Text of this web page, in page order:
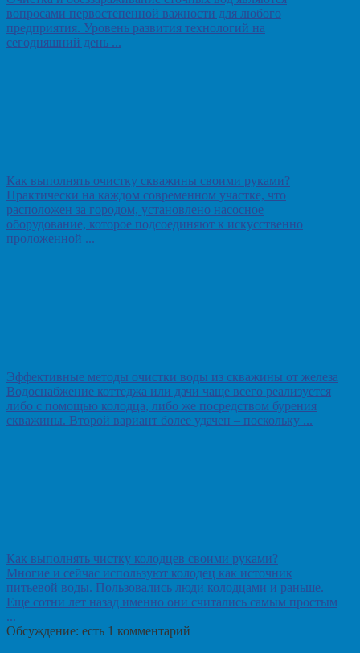
вопросами первостепенной важности для любого
предприятия. Уровень развития технологий на
сегодняшний день ...
Как выполнять очистку скважины своими руками?
Практически на каждом современном участке, что
расположен за городом, установлено насосное
оборудование, которое подсоединяют к искусственно
проложенной ...
Эффективные методы очистки воды из скважины от железа
Водоснабжение коттеджа или дачи чаще всего реализуется
либо с помощью колодца, либо же посредством бурения
скважины. Второй вариант более удачен – поскольку ...
Как выполнять чистку колодцев своими руками?
Многие и сейчас используют колодец как источник
питьевой воды. Пользовались люди колодцами и раньше.
Еще сотни лет назад именно они считались самым простым
...
Обсуждение: есть 1 комментарий